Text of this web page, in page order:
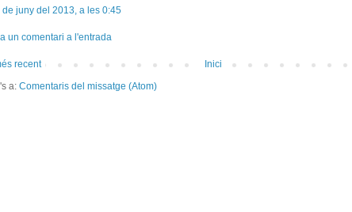
de juny del 2013, a les 0:45
un comentari a l'entrada
recent
Inici
a: Comentaris del missatge (Atom)